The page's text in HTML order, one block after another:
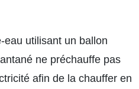
eau utilisant un ballon
ne préchauffe pas
afin de la chauffer en